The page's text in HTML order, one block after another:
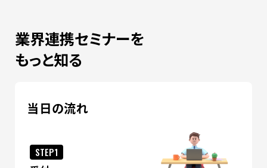
業界連携セミナーを
もっと知る
当日の流れ
STEP1